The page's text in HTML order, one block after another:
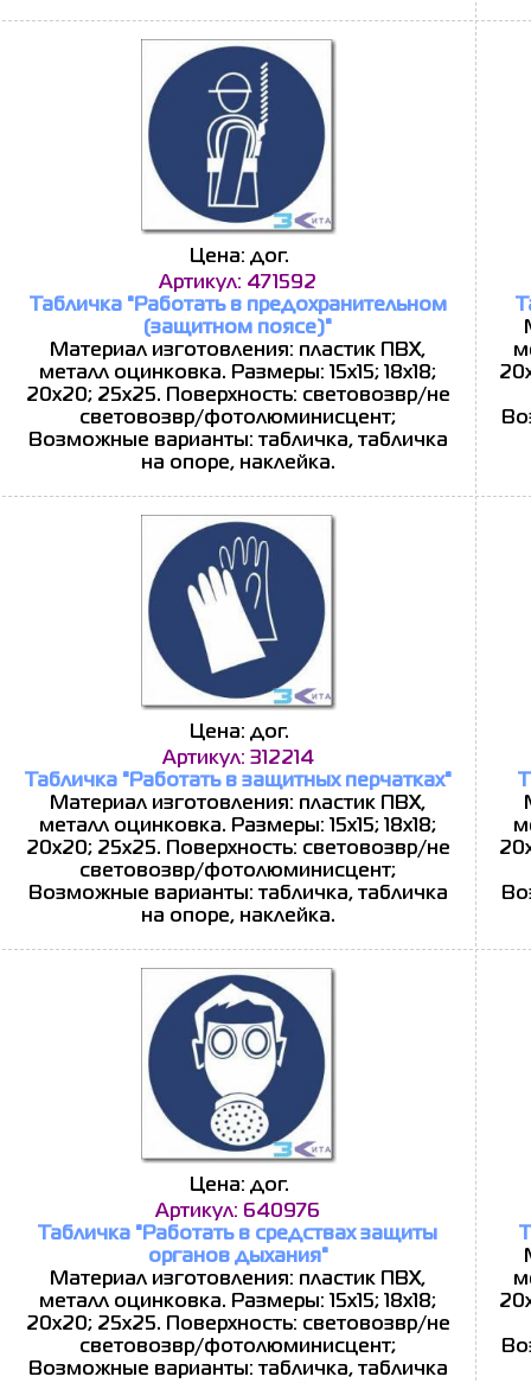
Цена: дог.
Артикул: 471592
Табличка "Работать в предохранительном
(защитном поясе)"
Материал изготовления: пластик ПВХ,
металл оцинковка. Размеры: 15x15; 18x18;
20x20; 25x25. Поверхность: световозвр/не
световозвр/фотолюминисцент;
Возможные варианты: табличка, табличка
на опоре, наклейка.
Цена: дог.
Артикул: 312214
Табличка "Работать в защитных перчатках"
Материал изготовления: пластик ПВХ,
металл оцинковка. Размеры: 15x15; 18x18;
20x20; 25x25. Поверхность: световозвр/не
световозвр/фотолюминисцент;
Возможные варианты: табличка, табличка
на опоре, наклейка.
Цена: дог.
Артикул: 640976
Табличка "Работать в средствах защиты
органов дыхания"
Материал изготовления: пластик ПВХ,
металл оцинковка. Размеры: 15x15; 18x18;
20x20; 25x25. Поверхность: световозвр/не
световозвр/фотолюминисцент;
Возможные варианты: табличка, табличка